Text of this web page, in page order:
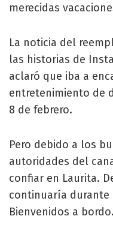
merecidas
La noticia del
las historias de
aclaró que iba a
entretenimiento de
8 de febrero.
Pero debido a los
autoridades del
confiar en Laurita.
continuaría durante
Bienvenidos a bordo.